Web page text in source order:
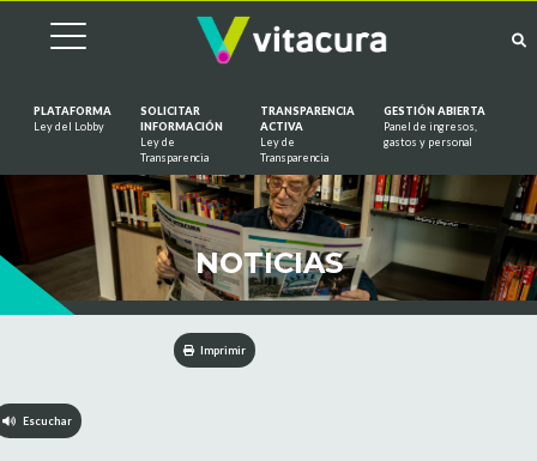
PLATAFORMA
Ley del Lobby
SOLICITAR
INFORMACIÓN
Ley de
Transparencia
TRANSPARENCIA
ACTIVA
Ley de
Transparencia
GESTIÓN ABIERTA
Panel de ingresos,
gastos y personal
NOTICIAS
Imprimir
Escuchar